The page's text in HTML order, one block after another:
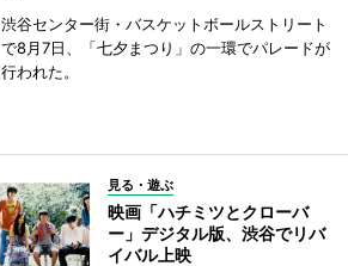
渋谷センター街・バスケットボールストリート
で8月7日、「七夕まつり」の一環でパレードが
行われた。
見る・遊ぶ
映画「ハチミツとクローバ
ー」デジタル版、渋谷でリバ
イバル上映